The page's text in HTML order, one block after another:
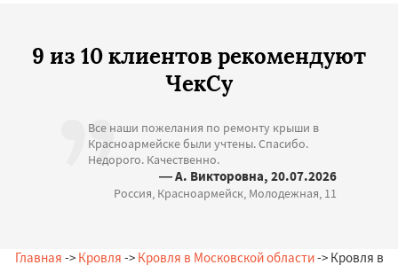
9 из 10 клиентов рекомендуют
ЧекСу
Все наши пожелания по ремонту крыши в
Красноармейске были учтены. Спасибо.
Недорого. Качественно.
— А. Викторовна, 20.07.2026
Россия, Красноармейск, Молодежная, 11
Главная -> Кровля -> Кровля в Московской области-> Кровля в